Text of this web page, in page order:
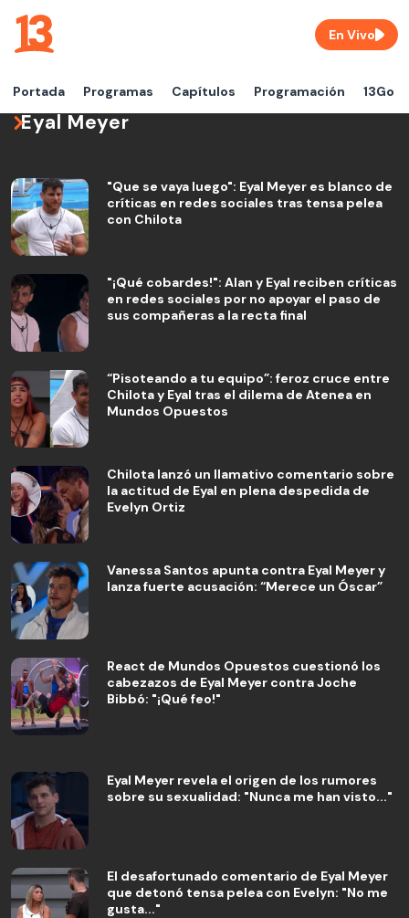
Portada Programas Capítulos Programación 13Go
En Vivo
Eyal Meyer
"Que se vaya luego": Eyal Meyer es blanco de
críticas en redes sociales tras tensa pelea
con Chilota
"¡Qué cobardes!": Alan y Eyal reciben críticas
en redes sociales por no apoyar el paso de
sus compañeras a la recta final
“Pisoteando a tu equipo”: feroz cruce entre
Chilota y Eyal tras el dilema de Atenea en
Mundos Opuestos
Chilota lanzó un llamativo comentario sobre
la actitud de Eyal en plena despedida de
Evelyn Ortiz
Vanessa Santos apunta contra Eyal Meyer y
lanza fuerte acusación: “Merece un Óscar”
React de Mundos Opuestos cuestionó los
cabezazos de Eyal Meyer contra Joche
Bibbó: "¡Qué feo!"
Eyal Meyer revela el origen de los rumores
sobre su sexualidad: "Nunca me han visto..."
El desafortunado comentario de Eyal Meyer
que detonó tensa pelea con Evelyn: "No me
gusta..."